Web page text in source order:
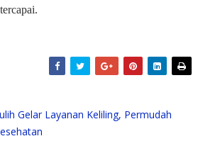
Gelar Layanan Keliling, Permudah